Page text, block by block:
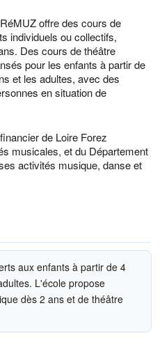
offre des cours de
individuels ou collectifs,
Des cours de théâtre
pour les enfants à partir de
et les adultes, avec des
en situation de
de Loire Forez
musicales, et du Département
activités musique, danse et
aux enfants à partir de 4
L'école propose
dès 2 ans et de théâtre